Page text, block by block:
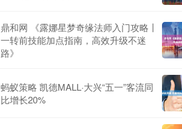
鼎和网 《露娜星梦奇缘法师入门攻略丨
一转前技能加点指南，高效升级不迷
路》
蚂蚁策略 凯德MALL·大兴“五一”客流同
比增长20%